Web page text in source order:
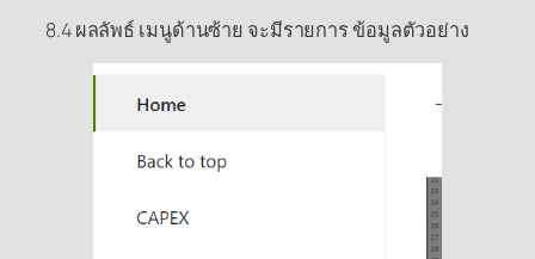
8.4 ผลลัพธ์ เมนูด้านซ้าย จะมีรายการ ข้อมูลตัวอย่าง